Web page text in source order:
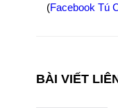
(Facebook Tú
BÀI VIẾT